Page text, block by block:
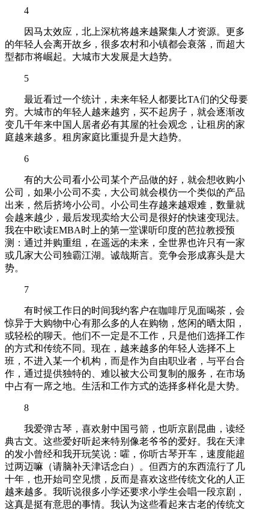
4
因马太效应，北上深杭将越来越聚集人才资源。更多
的年轻人会离开故乡，很多农村和小镇都会衰落，而超大
型都市将崛起。大城市大发展是大趋势。
5
最近看过一个统计，未来年轻人都要比TA们的父母要
穷。大城市的年轻人越来越穷，买不起房子，就会逐渐改
变几千年来中国人居者必有其屋的社会观念，让租房的家
庭越来越多。租房家庭比重提升是大趋势。
6
有的大公司看小公司某个产品做的好，就会想收购小
公司，如果小公司不卖，大公司就会模仿一个类似的产品
出来，然后挤垮小公司。小公司生存越来越艰难，数量就
会越来越少，最后发现卖给大公司是很好的快速变现法。
我在中欧读EMBA时上的第一堂课听印度的芭拉教授预
测：通过并购重组，在遥远的未来，全世界也许只有一家
或几家大公司独霸江湖。诚哉斯言。竞争会形成寡头是大
势。
7
有时候工作日的时间我约客户在咖啡厅见面喝茶，会
惊异于大购物中心有那么多的人在购物，悠闲的晒太阳，
或轻松的聊天。他们不一定是不工作，只是他们选择工作
的方式和传统不同。现在，越来越多的年轻人选择不上
班，不进入某一个机构，而是作为自由职业者，与平台合
作，通过提供独特的、难以被大公司复制的服务，在市场
中占有一席之地。生活和工作方式的选择多样化是大势。
8
我爱弹古琴，喜欢射中国弓箭，也听京剧昆曲，读经
典古文。这些爱好听起来特别像老爷爷的爱好。我在天津
的发小曾经和我开玩笑说：嚯，你听古琴开车，速度能超
过两迈嘛（请脑补天津话念白）。但西方的东西流行了几
十年，也开始司空见惯，反而是喜欢这些传统文化的人正
越来越多。我听说很多小学还要求小学生会唱一段京剧，
这真是挺有意思的事情。我认为这些看起来古老的传统文